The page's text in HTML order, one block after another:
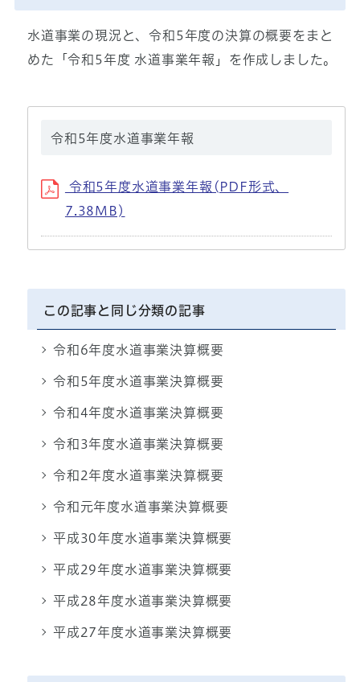
水道事業の現況と、令和5年度の決算の概要をまと
めた「令和5年度 水道事業年報」を作成しました。
令和5年度水道事業年報
令和5年度水道事業年報(PDF形式、
7.38MB)
この記事と同じ分類の記事
令和6年度水道事業決算概要
令和5年度水道事業決算概要
令和4年度水道事業決算概要
令和3年度水道事業決算概要
令和2年度水道事業決算概要
令和元年度水道事業決算概要
平成30年度水道事業決算概要
平成29年度水道事業決算概要
平成28年度水道事業決算概要
平成27年度水道事業決算概要